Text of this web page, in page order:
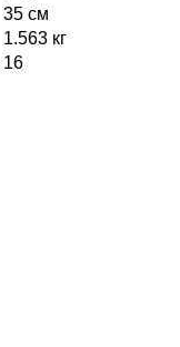
35 см
1.563 кг
16